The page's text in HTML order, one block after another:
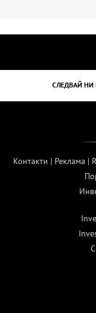
СЛЕДВАЙ НИ
Контакти | Реклама |